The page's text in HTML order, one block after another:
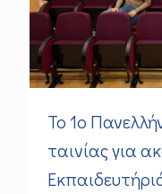
Το 1ο
ταινίας για